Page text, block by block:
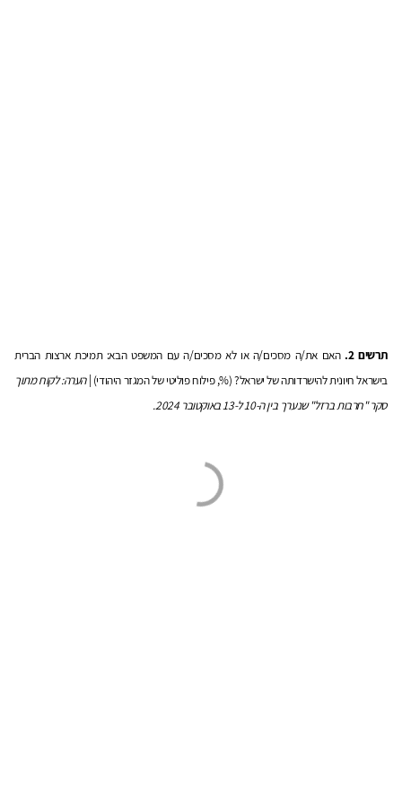
תרשים 2.
האם את/ה מסכים/ה או לא מסכים/ה עם המשפט הבא: תמיכת ארצות הברית
בישראל חיונית להישרדותה של ישראל? (%, פילוח פוליטי של המגזר היהודי) |הערה: לקוח מתוך
סקר "חרבות ברזל" שנערך בין ה-10 ל-13 באוקטובר 2024.